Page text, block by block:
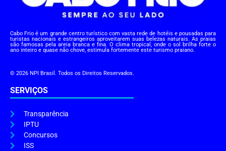
Cabo Frio é um grande centro turístico com vasta rede de hotéis e pousadas para
turistas nacionais e estrangeiros aproveitarem suas belezas naturais. As praias
são famosas pela areia branca e fina. O clima tropical, onde o sol brilha forte o
ano inteiro e quase não chove, estimula fortemente este turismo praiano.
© 2026 NPI Brasil. Todos os Direitos Reservados.
SERVIÇOS
Transparência
IPTU
Concursos
ISS